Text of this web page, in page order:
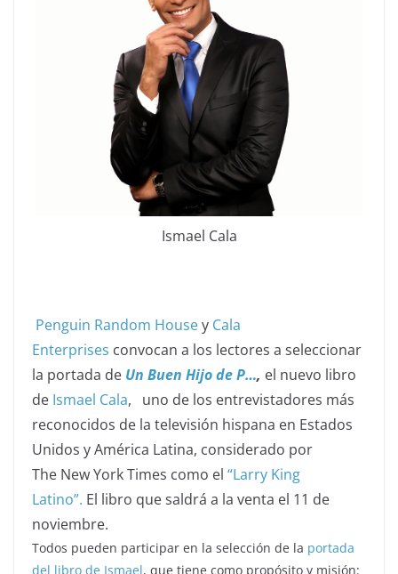
Ismael Cala
Penguin Random Housey Cala
Enterprises convocan a los lectores a seleccionar
la portada de Un Buen Hijo de P…, el nuevo libro
de Ismael Cala, uno de los entrevistadores más
reconocidos de la televisión hispana en Estados
Unidos y América Latina, considerado por
The New York Times como el “Larry King
Latino”. El libro que saldrá a la venta el 11 de
noviembre.
Todos pueden participar en la selección de la portada
del libro de Ismael, que tiene como propósito y misión: